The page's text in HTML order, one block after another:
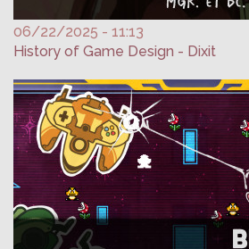
06/22/2025 - 11:13
History of Game Design - Dixit